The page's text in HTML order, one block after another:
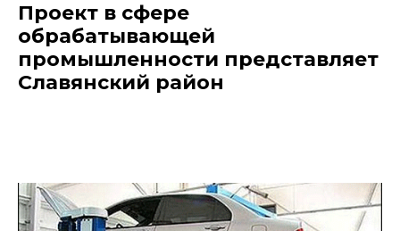
Проект в сфере
обрабатывающей
промышленности представляет
Славянский район